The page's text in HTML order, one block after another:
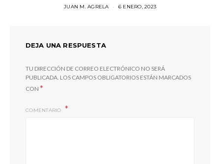
JUAN M. AGRELA 6 ENERO, 2023
DEJA UNA RESPUESTA
TU DIRECCIÓN DE CORREO ELECTRÓNICO NO SERÁ
PUBLICADA. LOS CAMPOS OBLIGATORIOS ESTÁN MARCADOS
CON *
COMENTARIO